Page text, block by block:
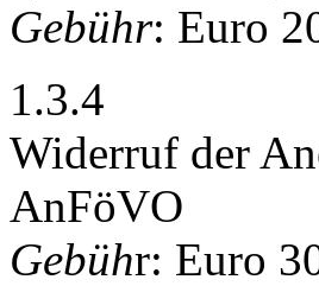
Gebühr: Euro
1.3.4
Widerruf der
AnFöVO
Gebühr: Euro